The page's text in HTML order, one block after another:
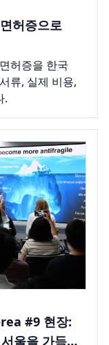
허증으로
허증을 한국
류, 실제 비용,
.
#9 현장:
울을 가득